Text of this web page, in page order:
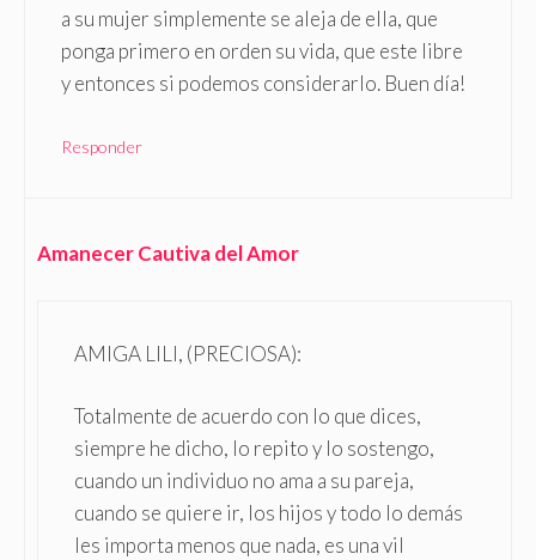
a su mujer simplemente se aleja de ella, que
ponga primero en orden su vida, que este libre
y entonces si podemos considerarlo. Buen día!
Responder
Amanecer Cautiva del Amor
AMIGA LILI, (PRECIOSA):
Totalmente de acuerdo con lo que dices,
siempre he dicho, lo repito y lo sostengo,
cuando un individuo no ama a su pareja,
cuando se quiere ir, los hijos y todo lo demás
les importa menos que nada, es una vil